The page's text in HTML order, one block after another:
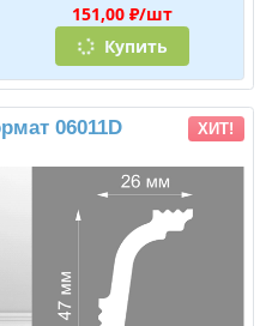
151,00 ₽/шт
Купить
06011D ХИТ!